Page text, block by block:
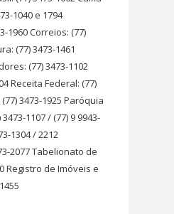
1040 e 1794
1960 Correios: (77)
(77) 3473-1461
(77) 3473-1102
Receita Federal: (77)
3473-1925 Paróquia
1107 / (77) 9 9943-
1304 / 2212
2077 Tabelionato de
Registro de Imóveis e